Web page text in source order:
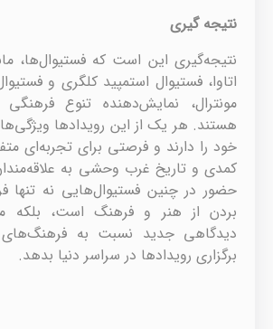
نتیجه گیری
نتیجه‌گیری این است که فستیوال‌ها،
اتاوا، فستیوال استمپید کلگری و
مونترال، نمایش‌دهنده تنوع
هستند. هر یک از این رویدادها
خود را دارند و فرصتی برای تجربه‌ای
کمدی و تاریخ غرب وحشی به
حضور در چنین فستیوال‌هایی نه تنها
بردن از هنر و فرهنگ است، بلکه
دیدگاهی جدید نسبت به
برگزاری رویدادها در سراسر دنیا بدهد.